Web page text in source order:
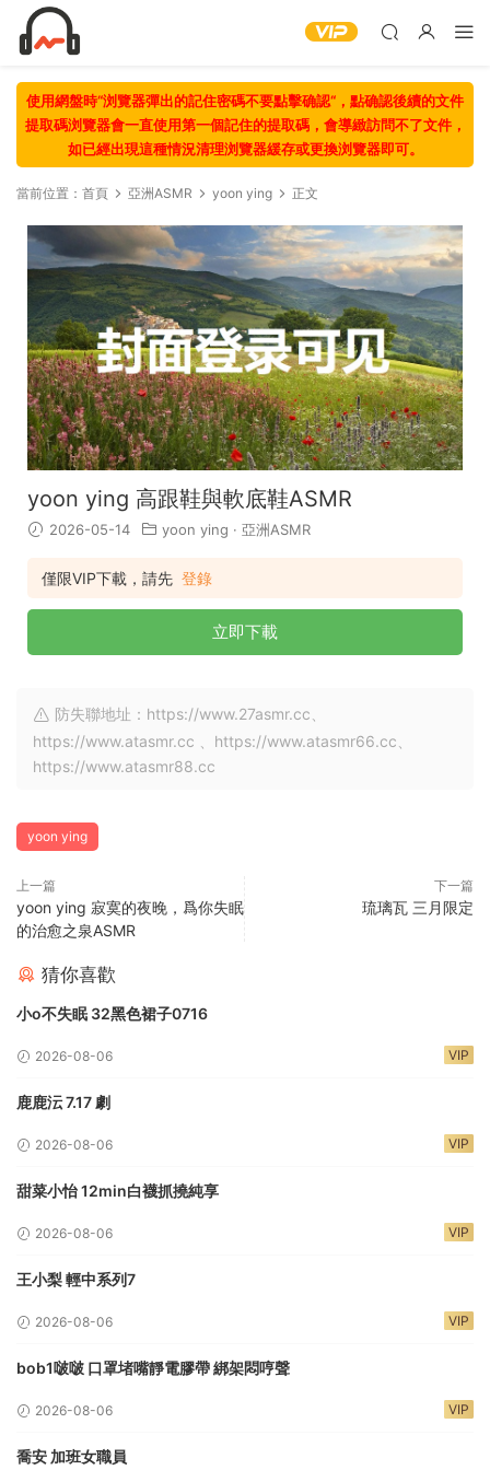
使用網盤時“浏覽器彈出的記住密碼不要點擊确認“，點确認後續的文件
提取碼浏覽器會一直使用第一個記住的提取碼，會導緻訪問不了文件，
如已經出現這種情況清理浏覽器緩存或更換浏覽器即可。
當前位置： 首頁 亞洲ASMR yoon ying 正文
yoon ying 高跟鞋與軟底鞋ASMR
2026-05-14 yoon ying · 亞洲ASMR
僅限VIP下載，請先 登錄
立即下載
防失聯地址：https://www.27asmr.cc、
https://www.atasmr.cc 、https://www.atasmr66.cc、
https://www.atasmr88.cc
yoon ying
上一篇
yoon ying 寂寞的夜晚，爲你失眠
的治愈之泉ASMR
下一篇
琉璃瓦 三月限定
猜你喜歡
小o不失眠 32黑色裙子0716
2026-08-06 VIP
鹿鹿沄 7.17 劇
2026-08-06 VIP
甜菜小怡 12min白襪抓撓純享
2026-08-06 VIP
王小梨 輕中系列7
2026-08-06 VIP
bob1啵啵 口罩堵嘴靜電膠帶 綁架悶哼聲
2026-08-06 VIP
喬安 加班女職員